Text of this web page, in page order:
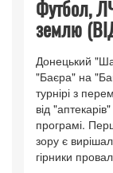
Футбол,
землю
Донецький
"Баєра" на
турнірі з
від
програмі.
зору є
гірники